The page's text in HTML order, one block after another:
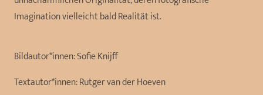
Imagination vielleicht bald Realität ist.
Bildautor*innen:Sofie Knijff
Textautor*innen:Rutger van der Hoeven